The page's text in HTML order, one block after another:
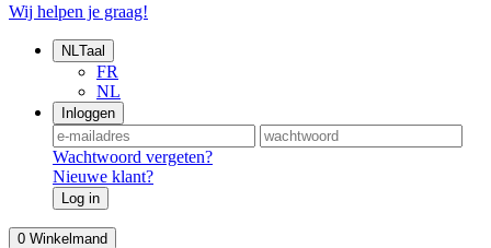
Wij helpen je graag!
NLTaal
FR
NL
Inloggen
Wachtwoord vergeten?
Nieuwe klant?
Log in
0 Winkelmand